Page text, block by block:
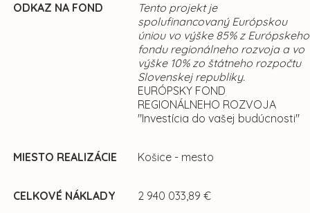
ODKAZ NA FOND
Tento projekt je
spolufinancovaný Európskou
úniou vo výške 85% z Európskeho
fondu regionálneho rozvoja a vo
výške 10% zo štátneho rozpočtu
Slovenskej republiky.
EURÓPSKY FOND
REGIONÁLNEHO ROZVOJA
"Investícia do vašej budúcnosti"
MIESTO REALIZÁCIE Košice - mesto
CELKOVÉ NÁKLADY 2 940 033,89 €